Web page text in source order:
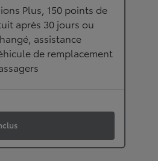
Plus, 150 points de
après 30 jours ou
assistance
de remplacement